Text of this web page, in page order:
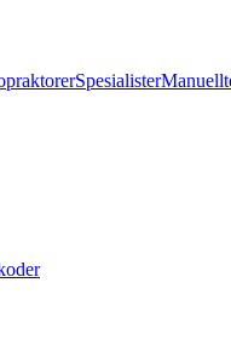
Spesialister